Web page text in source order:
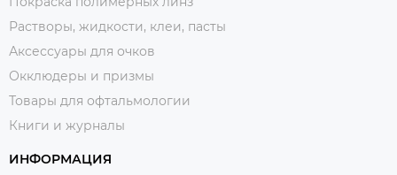
Растворы, жидкости, клеи, пасты
Аксессуары для очков
Окклюдеры и призмы
Товары для офтальмологии
Книги и журналы
ИНФОРМАЦИЯ